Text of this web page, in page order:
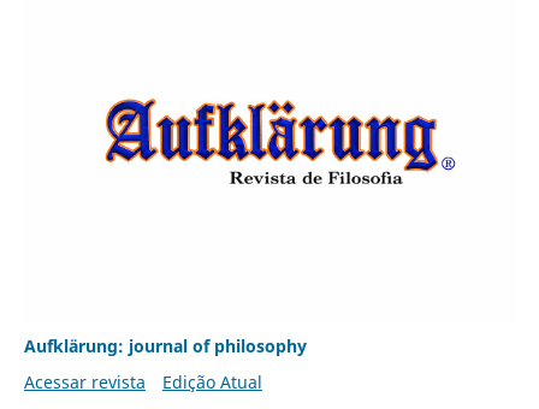
Aufklärung: journal of philosophy
Acessar revista
Edição Atual